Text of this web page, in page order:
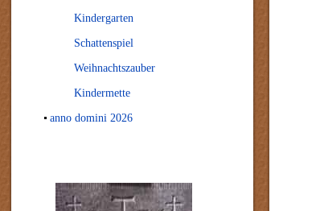
Kindergarten
Schattenspiel
Weihnachtszauber
Kindermette
anno domini 2026